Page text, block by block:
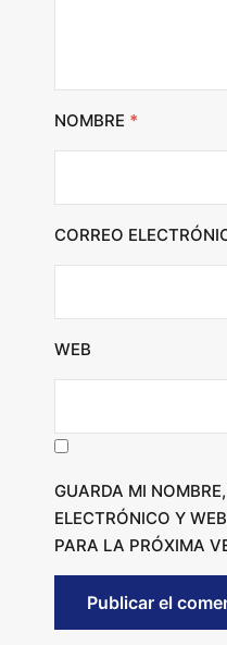
NOMBRE *
CORREO
WEB
GUARDA MI
ELECTRÓNICO Y
PARA LA PRÓXIMA